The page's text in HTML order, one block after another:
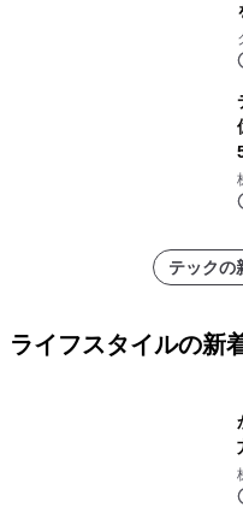
テックの
ライフスタイルの新